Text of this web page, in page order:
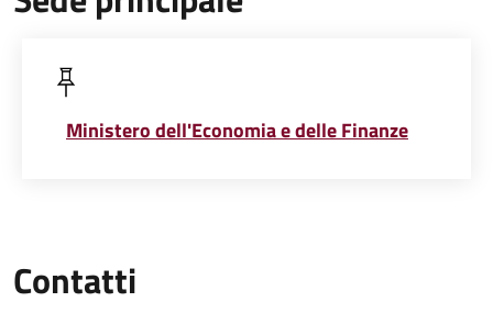
Ministero dell'Economia e delle Finanze
Contatti